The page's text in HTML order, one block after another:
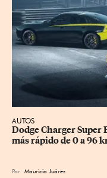
AUTOS
Dodge Charger Super
más rápido de 0 a 96
Por Mauricio Juárez